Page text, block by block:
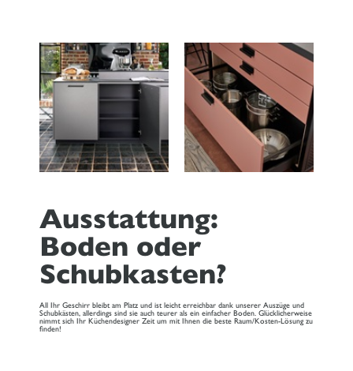
Ausstattung:
Boden oder
Schubkasten?
All Ihr Geschirr bleibt am Platz und ist leicht erreichbar dank unserer Auszüge und
Schubkästen, allerdings sind sie auch teurer als ein einfacher Boden. Glücklicherweise
nimmt sich Ihr Küchendesigner Zeit um mit Ihnen die beste Raum/Kosten-Lösung zu
finden!